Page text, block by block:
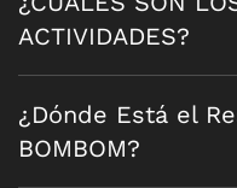
ACTIVIDADES?
¿Dónde Está el
BOMBOM?